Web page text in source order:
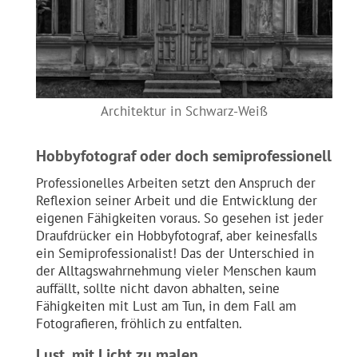
Architektur in Schwarz-Weiß
Hobbyfotograf oder doch semiprofessionell
Professionelles Arbeiten setzt den Anspruch der
Reflexion seiner Arbeit und die Entwicklung der
eigenen Fähigkeiten voraus. So gesehen ist jeder
Draufdrücker ein Hobbyfotograf, aber keinesfalls
ein Semiprofessionalist! Das der Unterschied in
der Alltagswahrnehmung vieler Menschen kaum
auffällt, sollte nicht davon abhalten, seine
Fähigkeiten mit Lust am Tun, in dem Fall am
Fotografieren, fröhlich zu entfalten.